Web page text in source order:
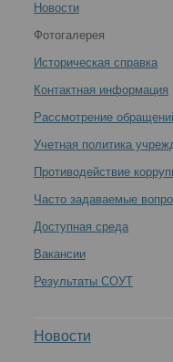
VIII Всероссийский
Новости
Фотогалерея
Историческая справка
Контактная информация
Рассмотрение
Учетная политика
Противодействие
Часто задаваемые
Доступная среда
Вакансии
Результаты СОУТ
Новости